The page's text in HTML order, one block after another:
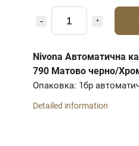
Nivona Автоматична
790 Матово черно/
Опаковка: 1бр
Detailed information